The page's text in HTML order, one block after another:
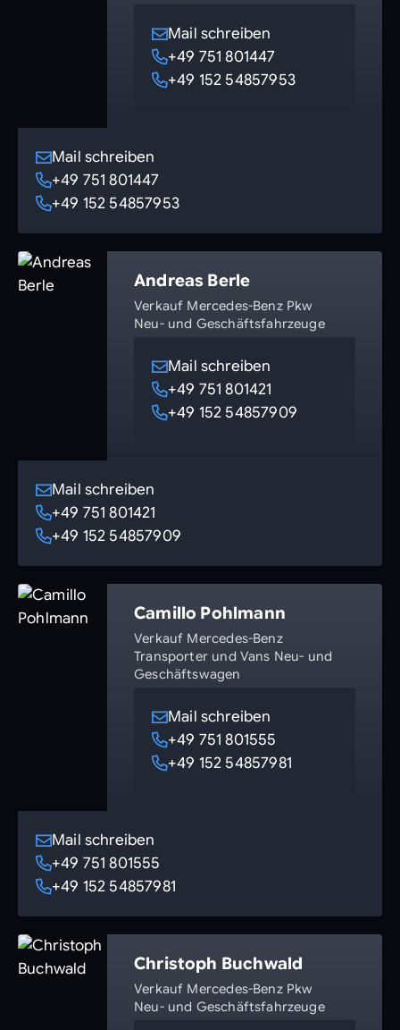
Mail schreiben
+49 751 801447
+49 152 54857953
Mail schreiben
+49 751 801447
+49 152 54857953
Andreas Berle
Verkauf Mercedes-Benz Pkw
Neu- und Geschäftsfahrzeuge
Mail schreiben
+49 751 801421
+49 152 54857909
Mail schreiben
+49 751 801421
+49 152 54857909
Camillo Pohlmann
Verkauf Mercedes-Benz
Transporter und Vans Neu- und
Geschäftswagen
Mail schreiben
+49 751 801555
+49 152 54857981
Mail schreiben
+49 751 801555
+49 152 54857981
Christoph Buchwald
Verkauf Mercedes-Benz Pkw
Neu- und Geschäftsfahrzeuge